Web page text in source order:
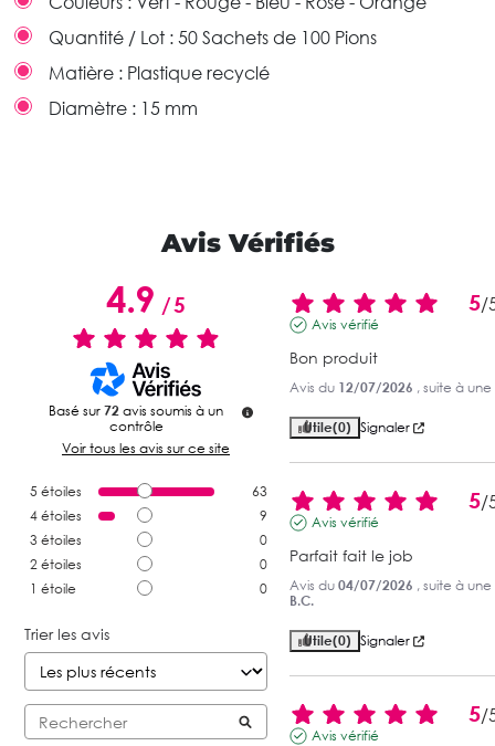
Quantité / Lot : 50 Sachets de 100 Pions
Matière : Plastique recyclé
Diamètre : 15 mm
Avis Vérifiés
4.9/5
Basé sur 72 avis soumis à un
contrôle
Voir tous les avis sur ce site
5 étoiles
63
4 étoiles
9
3 étoiles
0
2 étoiles
0
1 étoile 0
Trier les avis
5/
Avis vérifié
Bon produit
Avis du 12/07/2026 , suite à
Utile(0) Signaler
5/
Avis vérifié
Parfait fait le job
Avis du 04/07/2026 , suite à
B.C.
Utile(0) Signaler
5/
Avis vérifié